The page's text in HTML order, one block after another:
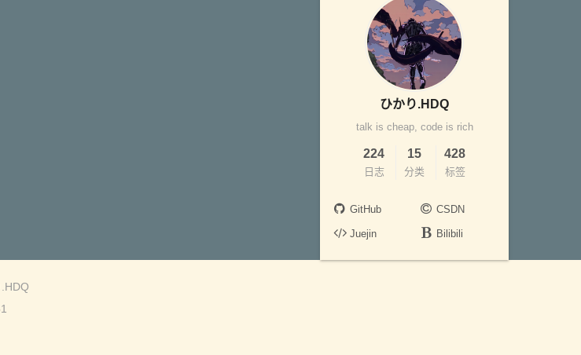
ひかり.HDQ
talk is cheap, code is rich
224
日志
15
分类
428
标签
GitHub CSDN
Juejin Bilibili